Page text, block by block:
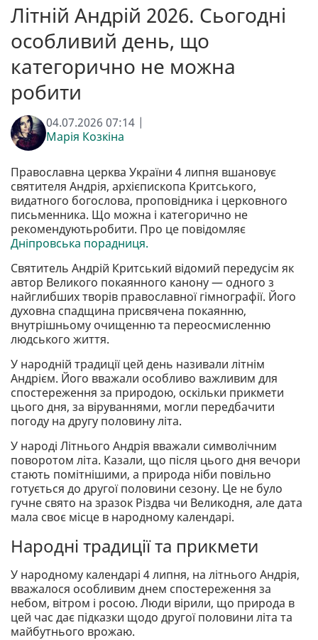
Літній Андрій 2026. Сьогодні
особливий день, що
категорично не можна
робити
04.07.2026 07:14 |
Марія Козкіна
Православна церква України 4 липня вшановує
святителя Андрія, архієпископа Критського,
видатного богослова, проповідника і церковного
письменника. Що можна і категорично не
рекомендуютьробити. Про це повідомляє
Дніпровська порадниця.
Святитель Андрій Критський відомий передусім як
автор Великого покаянного канону — одного з
найглибших творів православної гімнографії. Його
духовна спадщина присвячена покаянню,
внутрішньому очищенню та переосмисленню
людського життя.
У народній традиції цей день називали літнім
Андрієм. Його вважали особливо важливим для
спостереження за природою, оскільки прикмети
цього дня, за віруваннями, могли передбачити
погоду на другу половину літа.
У народі Літнього Андрія вважали символічним
поворотом літа. Казали, що після цього дня вечори
стають помітнішими, а природа ніби повільно
готується до другої половини сезону. Це не було
гучне свято на зразок Різдва чи Великодня, але дата
мала своє місце в народному календарі.
Народні традиції та прикмети
У народному календарі 4 липня, на літнього Андрія,
вважалося особливим днем спостереження за
небом, вітром і росою. Люди вірили, що природа в
цей час дає підказки щодо другої половини літа та
майбутнього врожаю.